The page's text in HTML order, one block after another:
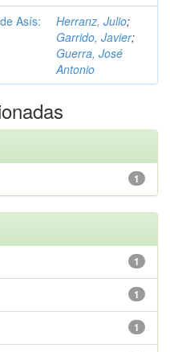
Asís:
Herranz, Julio;
Garrido, Javier;
Guerra, José
Antonio
1
1
1
1